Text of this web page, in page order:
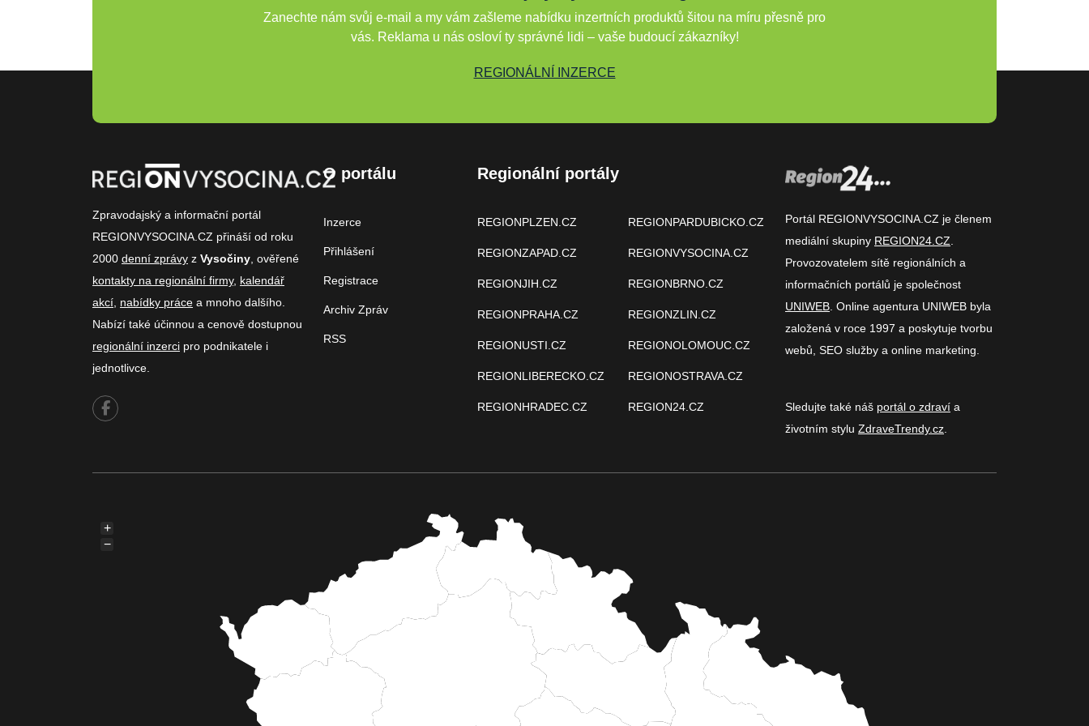
Zanechte nám svůj e-mail a my vám zašleme nabídku inzertních produktů šitou na míru přesně pro
vás. Reklama u nás osloví ty správné lidi – vaše budoucí zákazníky!
REGIONÁLNÍ INZERCE
Zpravodajský a informační portál
REGIONVYSOCINA.CZ přináší od roku
2000 denní zprávy z Vysočiny , ověřené
kontakty na regionální firmy, kalendář
akcí nabídky práce a mnoho dalšího.
Nabízí také účinnou a cenově dostupnou
regionální inzerci pro podnikatele i
jednotlivce.
O portálu
Inzerce
Přihlášení
Registrace
Archiv Zpráv
RSS
Regionální portály
REGIONPLZEN.CZ
REGIONZAPAD.CZ
REGIONJIH.CZ
REGIONPRAHA.CZ
REGIONUSTI.CZ
REGIONLIBERECKO.CZ
REGIONHRADEC.CZ
REGIONPARDUBICKO.CZ
REGIONVYSOCINA.CZ
REGIONBRNO.CZ
REGIONZLIN.CZ
REGIONOLOMOUC.CZ
REGIONOSTRAVA.CZ
REGION24.CZ
Portál REGIONVYSOCINA.CZ je členem
mediální skupiny REGION24.CZ
Provozovatelem sítě regionálních a
informačních portálů je společnost
UNIWEB . Online agentura UNIWEB byla
založená v roce 1997 a poskytuje tvorbu
webů, SEO služby a online marketing.
Sledujte také náš portál o zdraví a
životním stylu ZdraveTrendy.cz
+
−